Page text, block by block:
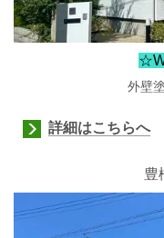
外壁
詳細はこちらへ
豊